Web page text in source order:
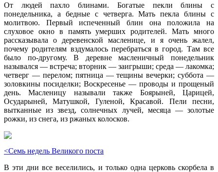
От людей пахло блинами. Богатые пекли блины с
понедельника, а бедные с четверга. Мать пекла блины с
молитвою. Первый испеченный блин она положила на
слуховое окно в память умерших родителей. Мать много
рассказывала о деревенской масленице, и я очень жалел,
почему родителям вздумалось перебраться в город. Там все
было по-другому. В деревне масленичный понедельник
назывался — встреча; вторник — заигрыши; среда — лакомка;
четверг — перелом; пятница — тещины вечерки; суббота —
золовкины посиделки; Воскресенье — проводы и прощеный
день. Масленицу называли также Боярыней, Царицей,
Осударыней, Матушкой, Гуленой, Красавой. Пели песни,
вытканные из звезд, солнечных лучей, месяца — золотые
рожки, из снега, из ржаных колосков.
<Семь недель Великого поста
В эти дни все веселились, и только одна церковь скорбела в